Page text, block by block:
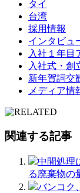
タイ
台湾
採用情報
インタビュ
入社１年目
入社式・創
新年賀詞交
メディア情
関連する記事
中間処理
る廃棄物の
バンコク